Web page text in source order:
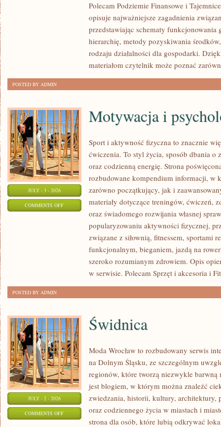
NARKOTYKOWEPolecam Podziemie Finansowe i
opisuje najważniejsze zagadnienia
przedstawiając schematy funkcjonowania
hierarchię, metody pozyskiwania
rodzaju działalności dla gospodarki.
materiałom czytelnik może poznać
POSTED BY ADMIN
JULY - 3 - 2026
COMMENTS OFFON
MOTYWACJA
PSYCHOLOGIA
Motywacja i
Sport i aktywność fizyczna to znacznie
ćwiczenia. To styl życia, sposób dbania o
oraz codzienną energię. Strona
rozbudowane kompendium informacji, w
zarówno początkujący, jak i
materiały dotyczące treningów, ćwiczeń,
oraz świadomego rozwijania własnej
popularyzowaniu aktywności fizycznej,
związane z siłownią, fitnessem, sportami
funkcjonalnym, bieganiem, jazdą na
szeroko rozumianym zdrowiem. Opis
w serwisie. Polecam Sprzęt i akcesoria i
POSTED BY ADMIN
JULY - 2 - 2026
COMMENTS OFFON
Świdnica
Moda Wrocław to rozbudowany serwis
na Dolnym Śląsku, ze szczególnym
regionów, które tworzą niezwykle barwną
jest blogiem, w którym można znaleźć
zwiedzania, historii, kultury, architektury,
oraz codziennego życia w miastach i
strona dla osób, które lubią odkrywać